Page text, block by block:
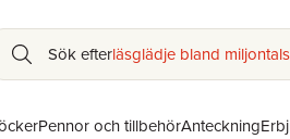
Sök efterläsglädje bland
Pennor och tillbehörAnteckning